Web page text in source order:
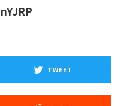
TWEET